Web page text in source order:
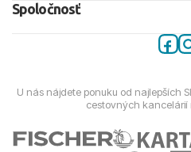
Spoločnosť
U nás nájdete ponuku od najlepších
cestovných kancelárií